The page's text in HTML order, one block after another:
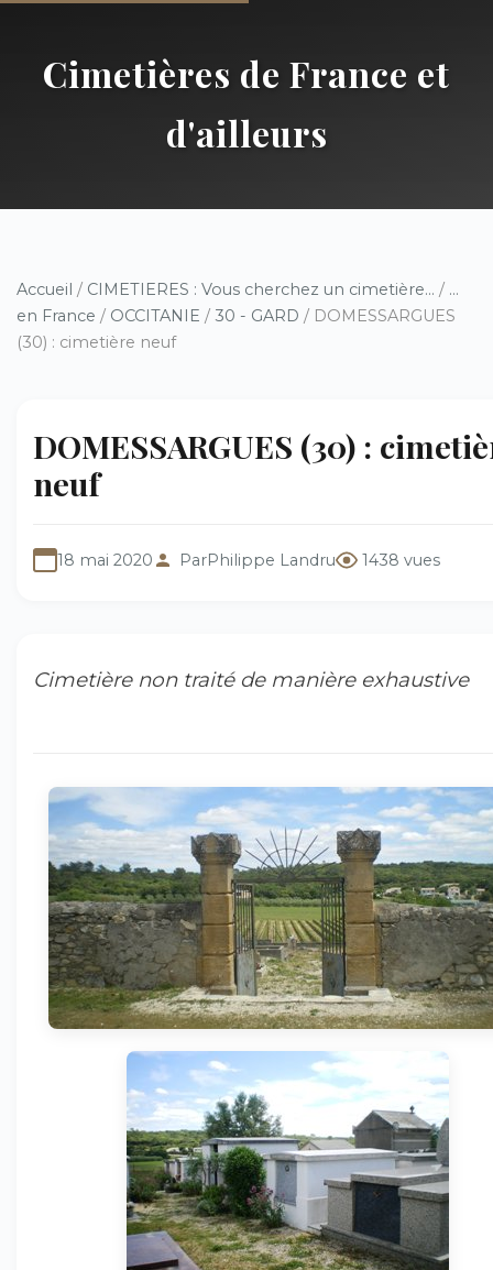
Cimetières de France et
d'ailleurs
Accueil / CIMETIERES : Vous cherchez un cimetière... / ...
en France / OCCITANIE / 30 - GARD / DOMESSARGUES
(30) : cimetière neuf
DOMESSARGUES (30) :
neuf
18 mai 2020 ParPhilippe Landru 1438 vues
Cimetière non traité de manière exhaustive